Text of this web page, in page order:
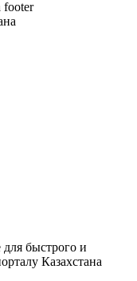
быстрого и
Казахстана